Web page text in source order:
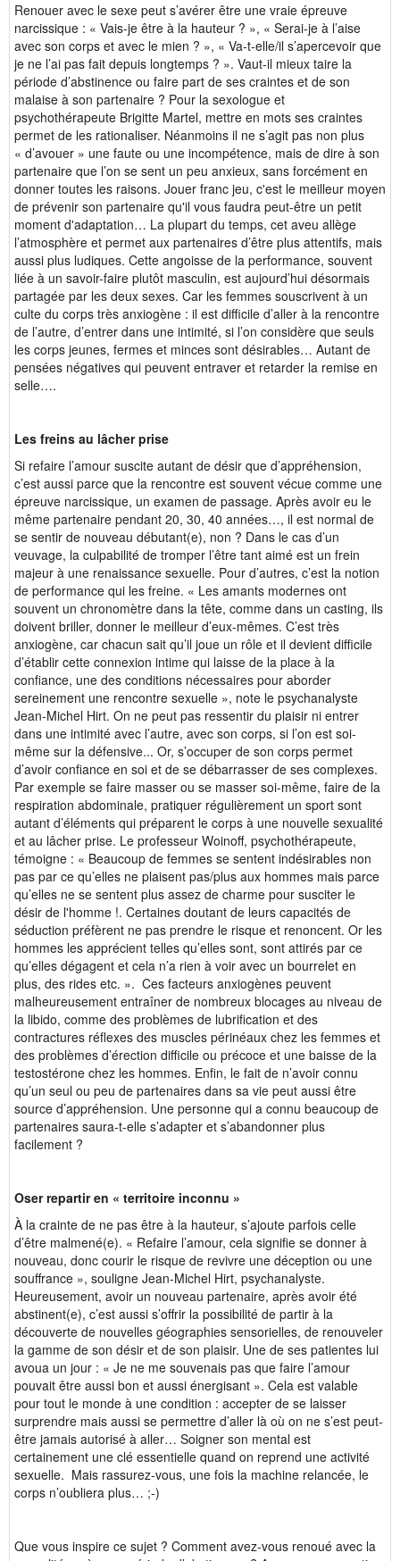
Renouer avec le sexe peut s’avérer être une vraie épreuve
narcissique : « Vais-je être à la hauteur ? », « Serai-je à l’aise
avec son corps et avec le mien ? », « Va-t-elle/il s’apercevoir que
je ne l’ai pas fait depuis longtemps ? ». Vaut-il mieux taire la
période d’abstinence ou faire part de ses craintes et de son
malaise à son partenaire ? Pour la sexologue et
psychothérapeute Brigitte Martel, mettre en mots ses craintes
permet de les rationaliser. Néanmoins il ne s’agit pas non plus
« d’avouer » une faute ou une incompétence, mais de dire à son
partenaire que l’on se sent un peu anxieux, sans forcément en
donner toutes les raisons. Jouer franc jeu, c'est le meilleur moyen
de prévenir son partenaire qu'il vous faudra peut-être un petit
moment d'adaptation… La plupart du temps, cet aveu allège
l’atmosphère et permet aux partenaires d’être plus attentifs, mais
aussi plus ludiques. Cette angoisse de la performance, souvent
liée à un savoir-faire plutôt masculin, est aujourd’hui désormais
partagée par les deux sexes. Car les femmes souscrivent à un
culte du corps très anxiogène : il est difficile d’aller à la rencontre
de l’autre, d’entrer dans une intimité, si l’on considère que seuls
les corps jeunes, fermes et minces sont désirables… Autant de
pensées négatives qui peuvent entraver et retarder la remise en
selle….
Les freins au lâcher prise
Si refaire l’amour suscite autant de désir que d’appréhension,
c’est aussi parce que la rencontre est souvent vécue comme une
épreuve narcissique, un examen de passage. Après avoir eu le
même partenaire pendant 20, 30, 40 années…, il est normal de
se sentir de nouveau débutant(e), non ? Dans le cas d’un
veuvage, la culpabilité de tromper l’être tant aimé est un frein
majeur à une renaissance sexuelle. Pour d’autres, c’est la notion
de performance qui les freine. « Les amants modernes ont
souvent un chronomètre dans la tête, comme dans un casting, ils
doivent briller, donner le meilleur d’eux-mêmes. C’est très
anxiogène, car chacun sait qu’il joue un rôle et il devient difficile
d’établir cette connexion intime qui laisse de la place à la
confiance, une des conditions nécessaires pour aborder
sereinement une rencontre sexuelle », note le psychanalyste
Jean-Michel Hirt. On ne peut pas ressentir du plaisir ni entrer
dans une intimité avec l’autre, avec son corps, si l’on est soi-
même sur la défensive... Or, s’occuper de son corps permet
d’avoir confiance en soi et de se débarrasser de ses complexes.
Par exemple se faire masser ou se masser soi-même, faire de la
respiration abdominale, pratiquer régulièrement un sport sont
autant d’éléments qui préparent le corps à une nouvelle sexualité
et au lâcher prise. Le professeur Woinoff, psychothérapeute,
témoigne : « Beaucoup de femmes se sentent indésirables non
pas par ce qu’elles ne plaisent pas/plus aux hommes mais parce
qu’elles ne se sentent plus assez de charme pour susciter le
désir de l'homme !. Certaines doutant de leurs capacités de
séduction préfèrent ne pas prendre le risque et renoncent. Or les
hommes les apprécient telles qu’elles sont, sont attirés par ce
qu’elles dégagent et cela n’a rien à voir avec un bourrelet en
plus, des rides etc. ». Ces facteurs anxiogènes peuvent
malheureusement entraîner de nombreux blocages au niveau de
la libido, comme des problèmes de lubrification et des
contractures réflexes des muscles périnéaux chez les femmes et
des problèmes d’érection difficile ou précoce et une baisse de la
testostérone chez les hommes. Enfin, le fait de n’avoir connu
qu’un seul ou peu de partenaires dans sa vie peut aussi être
source d’appréhension. Une personne qui a connu beaucoup de
partenaires saura-t-elle s’adapter et s’abandonner plus
facilement ?
Oser repartir en « territoire inconnu »
À la crainte de ne pas être à la hauteur, s’ajoute parfois celle
d’être malmené(e). « Refaire l’amour, cela signifie se donner à
nouveau, donc courir le risque de revivre une déception ou une
souffrance », souligne Jean-Michel Hirt, psychanalyste.
Heureusement, avoir un nouveau partenaire, après avoir été
abstinent(e), c’est aussi s’offrir la possibilité de partir à la
découverte de nouvelles géographies sensorielles, de renouveler
la gamme de son désir et de son plaisir. Une de ses patientes lui
avoua un jour : « Je ne me souvenais pas que faire l’amour
pouvait être aussi bon et aussi énergisant ». Cela est valable
pour tout le monde à une condition : accepter de se laisser
surprendre mais aussi se permettre d’aller là où on ne s’est peut-
être jamais autorisé à aller… Soigner son mental est
certainement une clé essentielle quand on reprend une activité
sexuelle. Mais rassurez-vous, une fois la machine relancée, le
corps n’oubliera plus… ;-)
Que vous inspire ce sujet ? Comment avez-vous renoué avec la